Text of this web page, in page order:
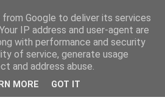
ktorým možno
Google to deliver its services
IP address and user-agent are
with performance and security
of service, generate usage
and address abuse.
MORE GOT IT